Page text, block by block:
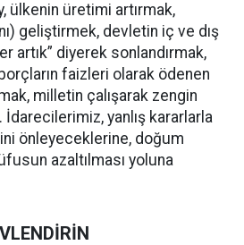
ülkenin üretimi artırmak,
geliştirmek, devletin iç ve dış
artık” diyerek sonlandırmak,
faizleri olarak ödenen
milletin çalışarak zengin
İdarecilerimiz, yanlış kararlarla
önleyeceklerine, doğum
azaltılması yoluna